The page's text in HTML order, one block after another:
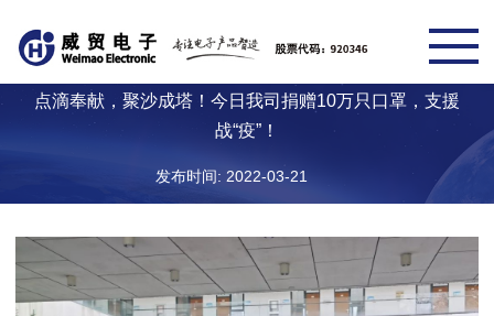
点滴奉献，聚沙成塔！今日我司捐赠10万只口罩，支援
战“疫”！
发布时间: 2022-03-21